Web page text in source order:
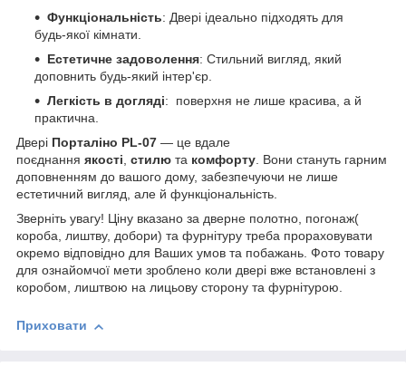
Функціональність: Двері ідеально підходять для
будь-якої кімнати.
Естетичне задоволення: Стильний вигляд, який
доповнить будь-який інтер'єр.
Легкість в догляді: поверхня не лише красива, а й
практична.
Двері Порталіно PL-07 — це вдале
поєднання якості, стилю та комфорту. Вони стануть гарним
доповненням до вашого дому, забезпечуючи не лише
естетичний вигляд, але й функціональність.
Зверніть увагу! Ціну вказано за дверне полотно, погонаж(
короба, лиштву, добори) та фурнітуру треба прораховувати
окремо відповідно для Ваших умов та побажань. Фото товару
для ознайомчої мети зроблено коли двері вже встановлені з
коробом, лиштвою на лицьову сторону та фурнітурою.
Приховати